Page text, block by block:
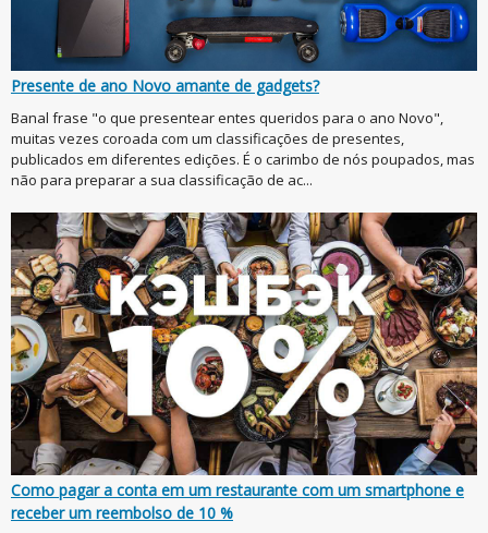
Presente de ano Novo amante de gadgets?
Banal frase "o que presentear entes queridos para o ano Novo",
muitas vezes coroada com um classificações de presentes,
publicados em diferentes edições. É o carimbo de nós poupados, mas
não para preparar a sua classificação de ac...
Como pagar a conta em um restaurante com um smartphone e
receber um reembolso de 10 %